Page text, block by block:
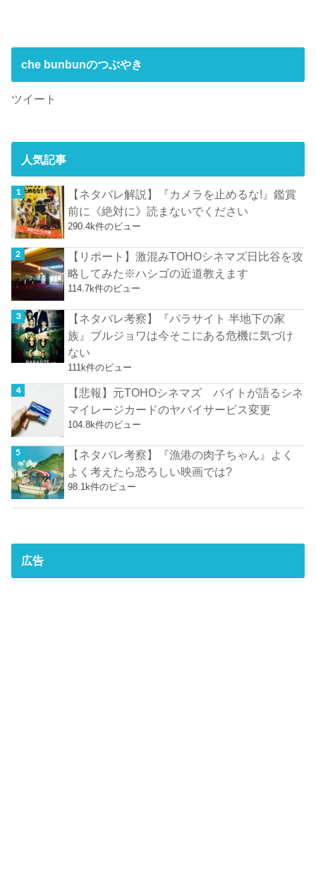
che bunbunのつぶやき
ツイート
人気記事
【ネタバレ解説】『カメラを止めるな!』鑑賞
前に《絶対に》読まないでください
290.4k件のビュー
【リポート】激混みTOHOシネマズ日比谷を攻
略してみた※ハシゴの近道教えます
114.7k件のビュー
【ネタバレ考察】『パラサイト 半地下の家
族』ブルジョワは今そこにある危機に気づけ
ない
111k件のビュー
【悲報】元TOHOシネマズ バイトが語るシネ
マイレージカードのヤバイサービス変更
104.8k件のビュー
【ネタバレ考察】『漁港の肉子ちゃん』よく
よく考えたら恐ろしい映画では?
98.1k件のビュー
広告